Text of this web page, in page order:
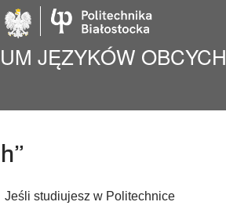
JĘZYKÓW OBCYCH
Jeśli studiujesz w Politechnice